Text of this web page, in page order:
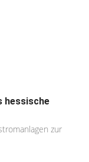
hessische
zur